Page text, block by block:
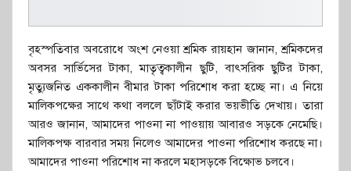
বৃহস্পতিবার অবরোধে অংশ নেওয়া শ্রমিক রায়হান জানান, শ্রমিকদের
অবসর সার্ভিসের টাকা, মাতৃত্বকালীন ছুটি, বাৎসরিক ছুটির টাকা,
মৃত্যুজনিত এককালীন বীমার টাকা পরিশোধ করা হচ্ছে না। এ নিয়ে
মালিকপক্ষের সাথে কথা বললে ছাঁটাই করার ভয়ভীতি দেখায়। তারা
আরও জানান, আমাদের পাওনা না পাওয়ায় আবারও সড়কে নেমেছি।
মালিকপক্ষ বারবার সময় নিলেও আমাদের পাওনা পরিশোধ করছে না।
আমাদের পাওনা পরিশোধ না করলে মহাসড়কে বিক্ষোভ চলবে।